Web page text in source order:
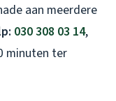
aan meerdere
030 308 03 14,
minuten ter